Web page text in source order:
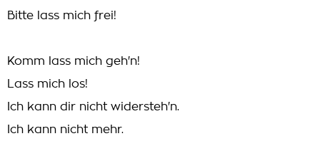
Bitte lass mich frei!
Komm lass mich geh'n!
Lass mich los!
Ich kann dir nicht widersteh'n.
Ich kann nicht mehr.